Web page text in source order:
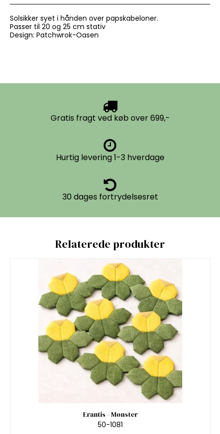
Solsikker syet i hånden over papskabeloner.
Passer til 20 og 25 cm stativ
Design: Patchwrok-Oasen
Gratis fragt ved køb over 699,-
Hurtig levering 1-3 hverdage
30 dages fortrydelsesret
Relaterede produkter
Erantis - Mønster
50-1081